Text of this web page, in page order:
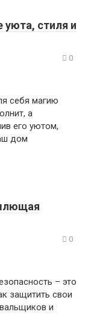
уюта, стиля и
0
себя магию
а
его уютом,
дом
0
– это
защитить свои
и